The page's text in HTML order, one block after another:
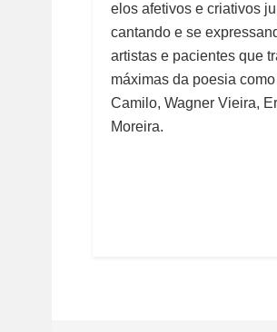
elos afetivos e criativos
cantando e se
artistas e pacientes que
máximas da poesia
Camilo, Wagner Vieira,
Moreira.